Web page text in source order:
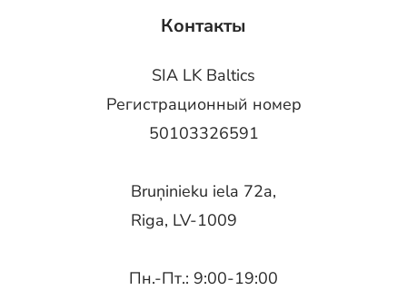
Контакты
SIA LK Baltics
Регистрационный номер
50103326591
Bruņinieku iela 72a,
Riga, LV-1009
Пн.-Пт.: 9:00-19:00